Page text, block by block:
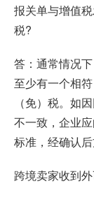
报关单与增值
税?
答：通常情况
至少有一个相
（免）税。如
不一致，企业
标准，经确认后
跨境卖家收到